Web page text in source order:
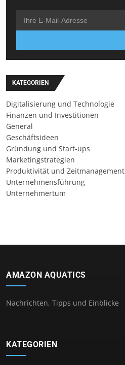
KATEGORIEN
Digitalisierung und Technologie
Finanzen und Investitionen
General
Geschäftsideen
Gründung und Start-ups
Marketingstrategien
Produktivität und Zeitmanagement
Unternehmensführung
Unternehmertum
AMAZON AQUATICS
Nachrichten, Tipps und Einblicke
KATEGORIEN